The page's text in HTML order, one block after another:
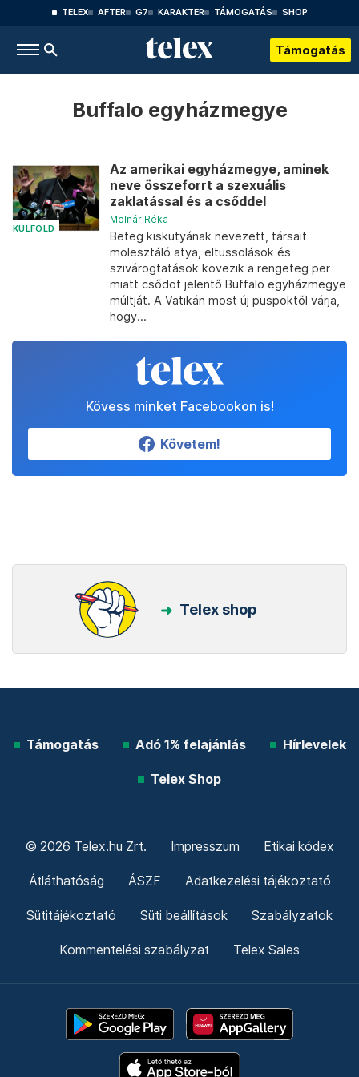
TELEX AFTER G7 KARAKTER TÁMOGATÁS SHOP
Támogatás
Buffalo egyházmegye
KÜLFÖLD
Az amerikai egyházmegye, aminek
neve összeforrt a szexuális
zaklatással és a csőddel
Molnár Réka
Beteg kiskutyának nevezett, társait
molesztáló atya, eltussolások és
szivárogtatások kövezik a rengeteg per
miatt csődöt jelentő Buffalo egyházmegye
múltját. A Vatikán most új püspöktől várja,
hogy...
Kövess minket Facebookon is!
Követem!
Telex shop
Támogatás Adó 1% felajánlás Hírlevelek
Telex Shop
© 2026 Telex.hu Zrt. Impresszum Etikai kódex
Átláthatóság ÁSZF Adatkezelési tájékoztató
Sütitájékoztató Süti beállítások Szabályzatok
Kommentelési szabályzat Telex Sales